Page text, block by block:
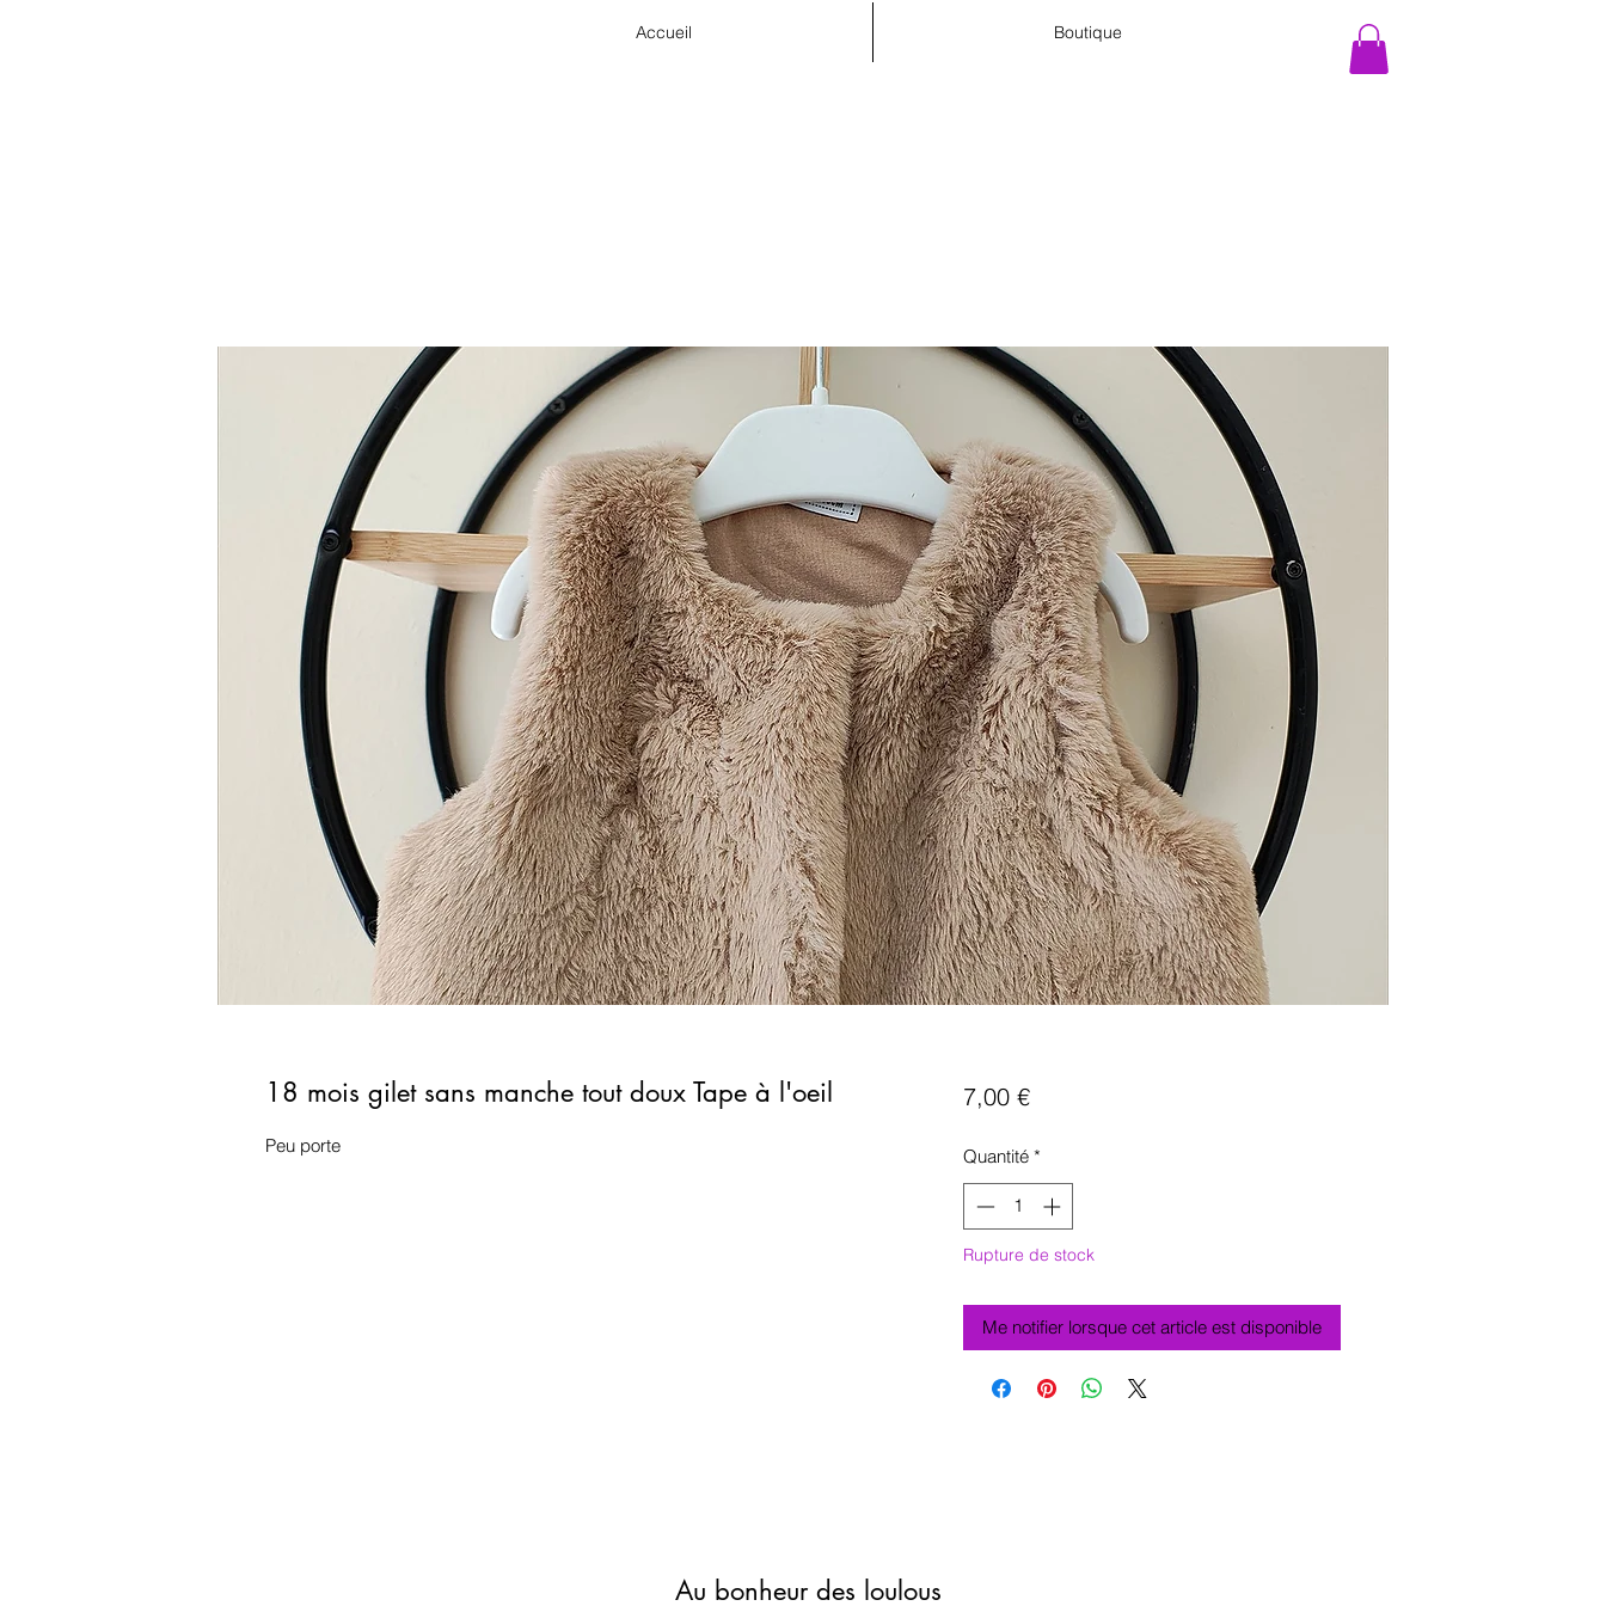
Accueil Boutique
18 mois gilet sans manche tout doux Tape à l'oeil
Peu porte
7,00 €Prix
Quantité *
Rupture de stock
Me notifier lorsque cet article est disponible
Au bonheur des loulous